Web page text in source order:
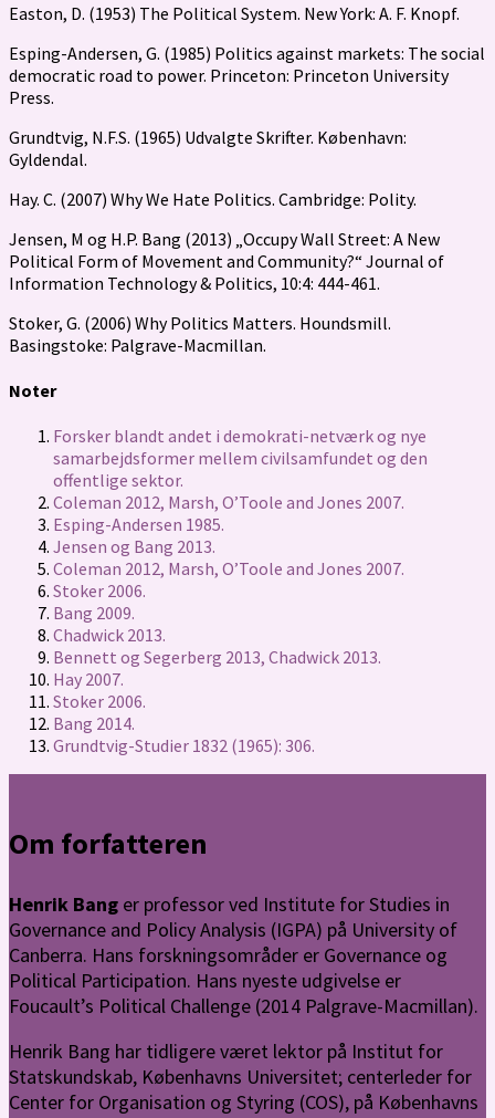
Easton, D. (1953) The Political System. New York: A. F. Knopf.
Esping-Andersen, G. (1985) Politics against markets: The social
democratic road to power. Princeton: Princeton University
Press.
Grundtvig, N.F.S. (1965) Udvalgte Skrifter. København:
Gyldendal.
Hay. C. (2007) Why We Hate Politics. Cambridge: Polity.
Jensen, M og H.P. Bang (2013) „Occupy Wall Street: A New
Political Form of Movement and Community?“ Journal of
Information Technology & Politics, 10:4: 444-461.
Stoker, G. (2006) Why Politics Matters. Houndsmill.
Basingstoke: Palgrave-Macmillan.
Noter
Forsker blandt andet i demokrati-netværk og nye
samarbejdsformer mellem civilsamfundet og den
offentlige sektor.
Coleman 2012, Marsh, O’Toole and Jones 2007.
Esping-Andersen 1985.
Jensen og Bang 2013.
Coleman 2012, Marsh, O’Toole and Jones 2007.
Stoker 2006.
Bang 2009.
Chadwick 2013.
Bennett og Segerberg 2013, Chadwick 2013.
Hay 2007.
Stoker 2006.
Bang 2014.
Grundtvig-Studier 1832 (1965): 306.
Om forfatteren
Henrik Bang er professor ved Institute for Studies in
Governance and Policy Analysis (IGPA) på University of
Canberra. Hans forskningsområder er Governance og
Political Participation. Hans nyeste udgivelse er
Foucault’s Political Challenge (2014 Palgrave-Macmillan).
Henrik Bang har tidligere været lektor på Institut for
Statskundskab, Københavns Universitet; centerleder for
Center for Organisation og Styring (COS), på Københavns